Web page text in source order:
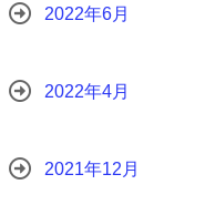
2022年6月
2022年4月
2021年12月